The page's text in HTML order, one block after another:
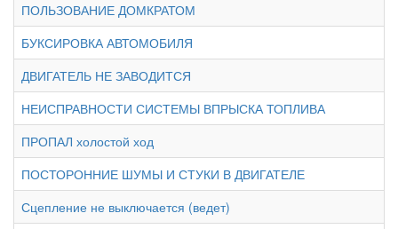
ПОЛЬЗОВАНИЕ ДОМКРАТОМ
БУКСИРОВКА АВТОМОБИЛЯ
ДВИГАТЕЛЬ НЕ ЗАВОДИТСЯ
НЕИСПРАВНОСТИ СИСТЕМЫ ВПРЫСКА ТОПЛИВА
ПРОПАЛ холостой ход
ПОСТОРОННИЕ ШУМЫ И СТУКИ В ДВИГАТЕЛЕ
Сцепление не выключается (ведет)